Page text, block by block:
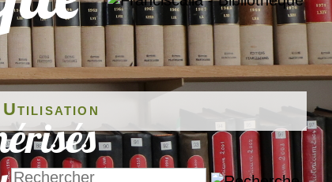
Utilisation